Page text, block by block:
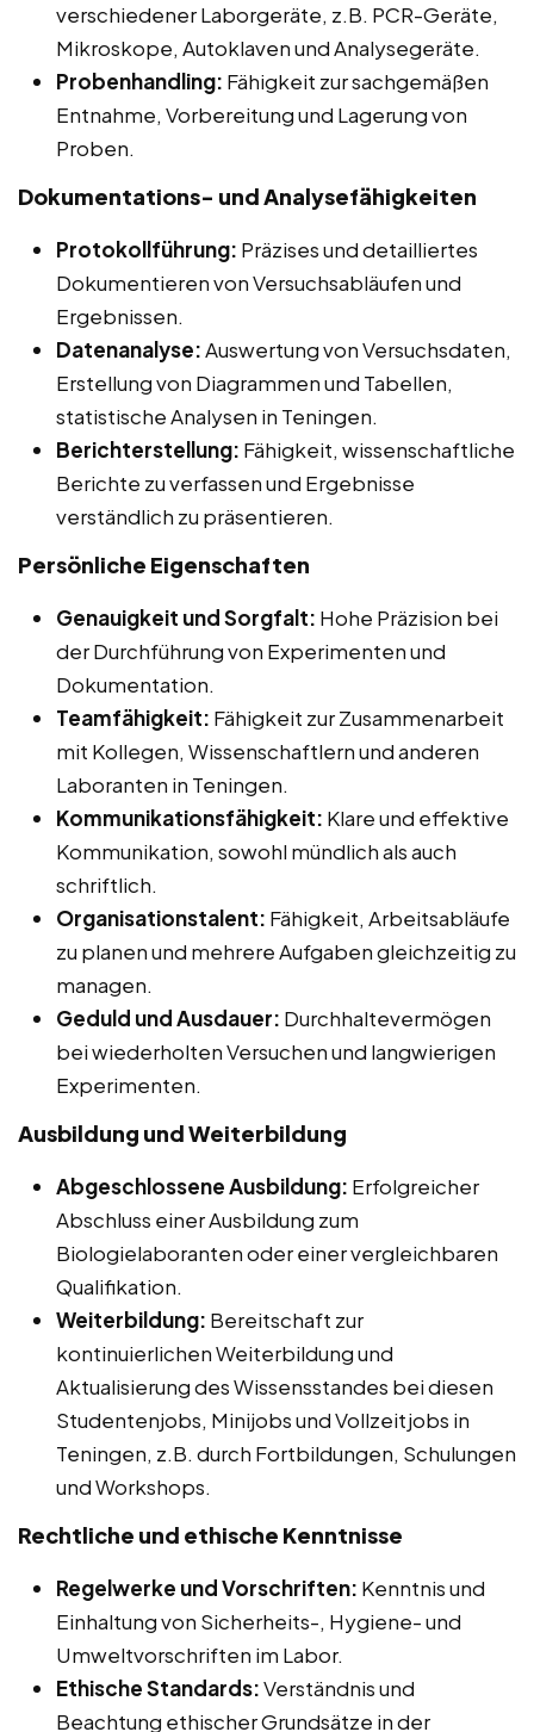
verschiedener Laborgeräte, z.B. PCR-Geräte,
Mikroskope, Autoklaven und Analysegeräte.
Probenhandling: Fähigkeit zur sachgemäßen
Entnahme, Vorbereitung und Lagerung von
Proben.
Dokumentations- und Analysefähigkeiten
Protokollführung: Präzises und detailliertes
Dokumentieren von Versuchsabläufen und
Ergebnissen.
Datenanalyse:Auswertung von Versuchsdaten,
Erstellung von Diagrammen und Tabellen,
statistische Analysen in Teningen.
Berichterstellung: Fähigkeit, wissenschaftliche
Berichte zu verfassen und Ergebnisse
verständlich zu präsentieren.
Persönliche Eigenschaften
Genauigkeit und Sorgfalt: Hohe Präzision bei
der Durchführung von Experimenten und
Dokumentation.
Teamfähigkeit: Fähigkeit zur Zusammenarbeit
mit Kollegen, Wissenschaftlern und anderen
Laboranten in Teningen.
Kommunikationsfähigkeit: Klare und effektive
Kommunikation, sowohl mündlich als auch
schriftlich.
Organisationstalent: Fähigkeit, Arbeitsabläufe
zu planen und mehrere Aufgaben gleichzeitig zu
managen.
Geduld und Ausdauer: Durchhaltevermögen
bei wiederholten Versuchen und langwierigen
Experimenten.
Ausbildung und Weiterbildung
Abgeschlossene Ausbildung: Erfolgreicher
Abschluss einer Ausbildung zum
Biologielaboranten oder einer vergleichbaren
Qualifikation.
Weiterbildung: Bereitschaft zur
kontinuierlichen Weiterbildung und
Aktualisierung des Wissensstandes bei diesen
Studentenjobs, Minijobs und Vollzeitjobs in
Teningen, z.B. durch Fortbildungen, Schulungen
und Workshops.
Rechtliche und ethische Kenntnisse
Regelwerke und Vorschriften: Kenntnis und
Einhaltung von Sicherheits-, Hygiene- und
Umweltvorschriften im Labor.
Ethische Standards:Verständnis und
Beachtung ethischer Grundsätze in der